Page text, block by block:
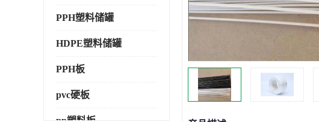
PPH塑料储罐
HDPE塑料储罐
PPH板
pvc硬板